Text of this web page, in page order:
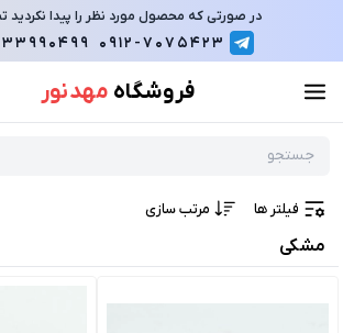
در صورتی که محصول مورد نظر را پیدا نکردید
0912-7075423
33990499
فروشگاه مهد نور
فیلتر ها مرتب سازی
مشکی